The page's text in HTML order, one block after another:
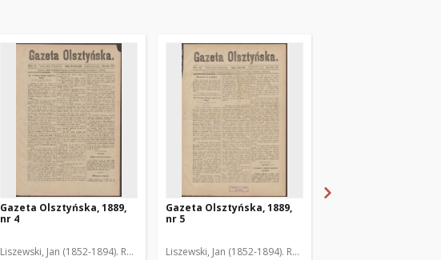
Gazeta Olsztyńska, 1889,
nr 4
Liszewski, Jan (1852-1894). Red.
Gazeta Olsztyńska, 1889,
nr 5
Liszewski, Jan (1852-1894). Red.